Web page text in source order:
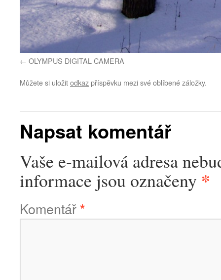
OLYMPUS DIGITAL CAMERA
Můžete si uložitodkazpříspěvku mezi své oblíbené záložky.
Napsat komentář
Vaše e-mailová adresa
informace jsou označeny *
Komentář*